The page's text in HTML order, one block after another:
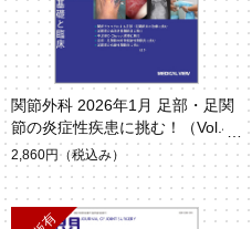
関節外科 2026年1月 足部・足関
節の炎症性疾患に挑む！（Vol.45
No.1）
2,860円 （税込み）